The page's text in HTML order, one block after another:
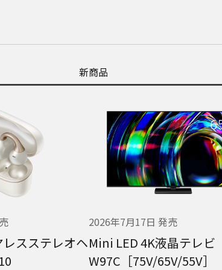
新商品
スステレオヘ
2026年7月17日 発売
Mini LED 4K液晶テレビ
W97C［75V/65V/55V］